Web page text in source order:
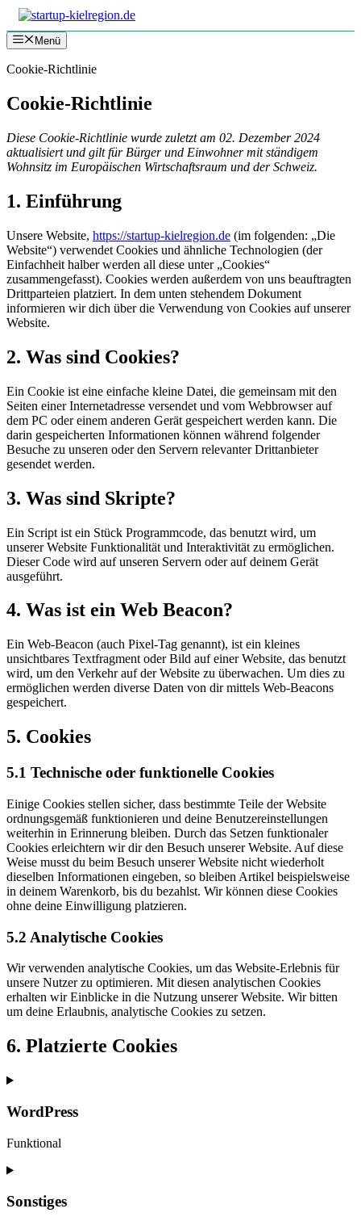
Zum
Inhalt
springenMenü
Cookie-Richtlinie
Cookie-Richtlinie
Diese Cookie-Richtlinie wurde zuletzt am 02. Dezember 2024
aktualisiert und gilt für Bürger und Einwohner mit ständigem
Wohnsitz im Europäischen Wirtschaftsraum und der Schweiz.
1. Einführung
Unsere Website, https://startup-kielregion.de (im folgenden: „Die
Website“) verwendet Cookies und ähnliche Technologien (der
Einfachheit halber werden all diese unter „Cookies“
zusammengefasst). Cookies werden außerdem von uns beauftragten
Drittparteien platziert. In dem unten stehendem Dokument
informieren wir dich über die Verwendung von Cookies auf unserer
Website.
2. Was sind Cookies?
Ein Cookie ist eine einfache kleine Datei, die gemeinsam mit den
Seiten einer Internetadresse versendet und vom Webbrowser auf
dem PC oder einem anderen Gerät gespeichert werden kann. Die
darin gespeicherten Informationen können während folgender
Besuche zu unseren oder den Servern relevanter Drittanbieter
gesendet werden.
3. Was sind Skripte?
Ein Script ist ein Stück Programmcode, das benutzt wird, um
unserer Website Funktionalität und Interaktivität zu ermöglichen.
Dieser Code wird auf unseren Servern oder auf deinem Gerät
ausgeführt.
4. Was ist ein Web Beacon?
Ein Web-Beacon (auch Pixel-Tag genannt), ist ein kleines
unsichtbares Textfragment oder Bild auf einer Website, das benutzt
wird, um den Verkehr auf der Website zu überwachen. Um dies zu
ermöglichen werden diverse Daten von dir mittels Web-Beacons
gespeichert.
5. Cookies
5.1 Technische oder funktionelle Cookies
Einige Cookies stellen sicher, dass bestimmte Teile der Website
ordnungsgemäß funktionieren und deine Benutzereinstellungen
weiterhin in Erinnerung bleiben. Durch das Setzen funktionaler
Cookies erleichtern wir dir den Besuch unserer Website. Auf diese
Weise musst du beim Besuch unserer Website nicht wiederholt
dieselben Informationen eingeben, so bleiben Artikel beispielsweise
in deinem Warenkorb, bis du bezahlst. Wir können diese Cookies
ohne deine Einwilligung platzieren.
5.2 Analytische Cookies
Wir verwenden analytische Cookies, um das Website-Erlebnis für
unsere Nutzer zu optimieren. Mit diesen analytischen Cookies
erhalten wir Einblicke in die Nutzung unserer Website. Wir bitten
um deine Erlaubnis, analytische Cookies zu setzen.
6. Platzierte Cookies
WordPress
Funktional
Consent
service
wordpress
Sonstiges